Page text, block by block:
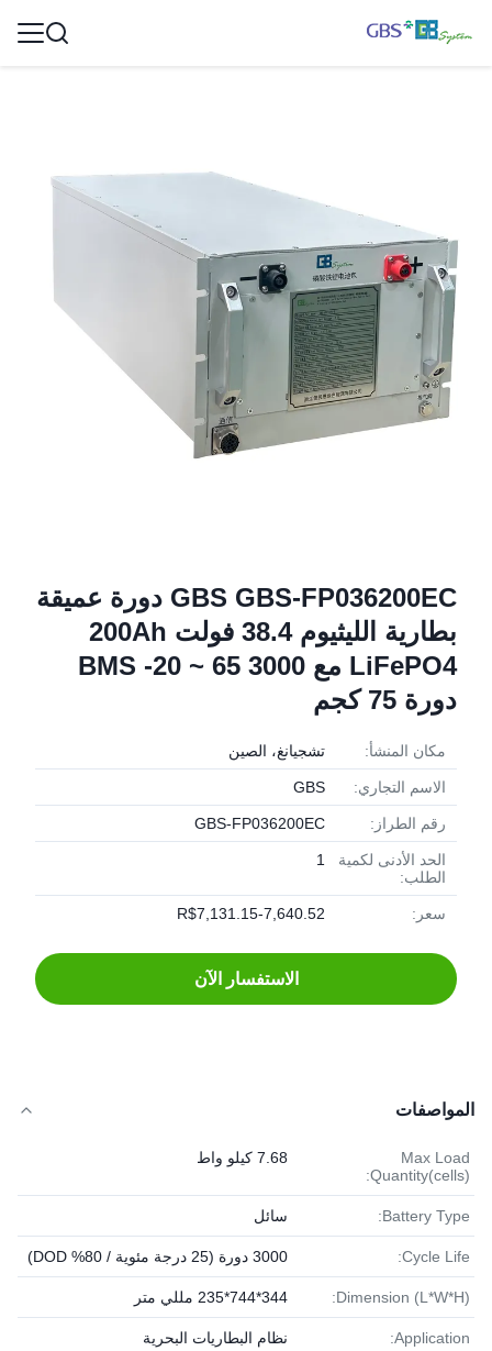
GBS GBS-FP036200EC دورة عميقة
بطارية الليثيوم 38.4 فولت 200Ah
LiFePO4 مع BMS -20 ~ 65 3000
دورة 75 كجم
مكان المنشأ: تشجيانغ، الصين
الاسم التجاري: GBS
رقم الطراز: GBS-FP036200EC
الحد الأدنى لكمية
الطلب:
1
سعر: R$7,131.15-7,640.52
الاستفسار الآن
المواصفات
Max Load
Quantity(cells):
7.68 كيلو واط
Battery Type: سائل
Cycle Life: 3000 دورة (25 درجة مئوية / 80% DOD)
Dimension (L*W*H): 344*744*235 مللي متر
Application: نظام البطاريات البحرية